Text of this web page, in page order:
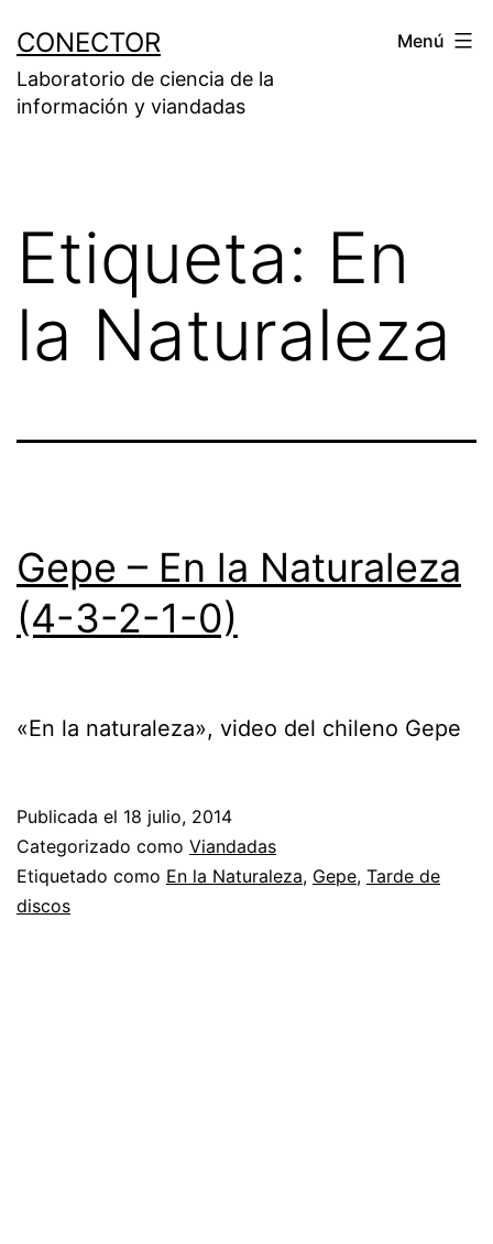
contenido
CONECTOR
Laboratorio de ciencia de la
información y viandadas
Menú
Etiqueta: En
la Naturaleza
Gepe – En la Naturaleza
(4-3-2-1-0)
«En la naturaleza», video del chileno Gepe
Publicada el 18 julio, 2014
Categorizado como Viandadas
Etiquetado como En la Naturaleza, Gepe, Tarde de
discos